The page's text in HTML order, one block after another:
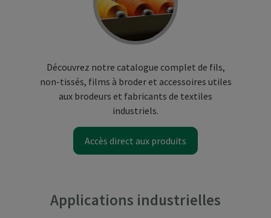
Découvrez notre catalogue complet de fils,
non-tissés, films à broder et accessoires utiles
aux brodeurs et fabricants de textiles
industriels.
Accès direct aux produits
Applications industrielles